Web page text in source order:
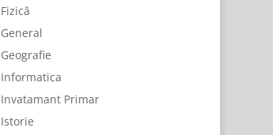
Fizică
General
Geografie
Informatica
Invatamant Primar
Istorie